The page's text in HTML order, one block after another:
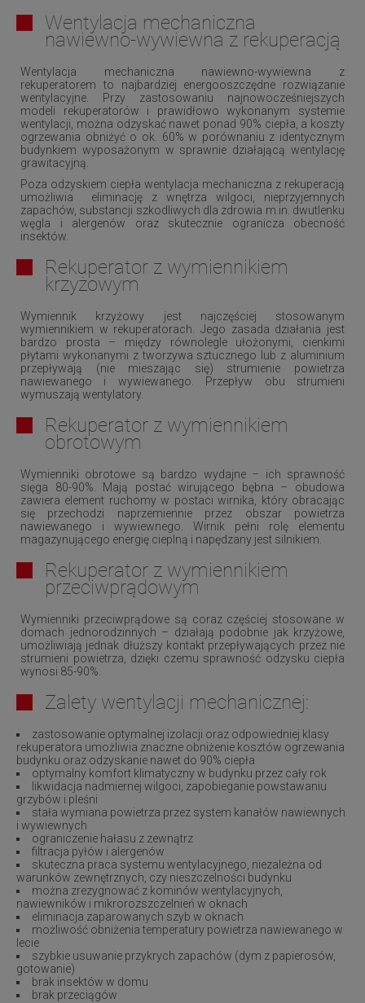
Wentylacja mechaniczna
nawiewno-wywiewna z rekuperacją
Wentylacja mechaniczna nawiewno-wywiewna z
rekuperatorem to najbardziej energooszczędne rozwiązanie
wentylacyjne. Przy zastosowaniu najnowocześniejszych
modeli rekuperatorów i prawidłowo wykonanym systemie
wentylacji, można odzyskać nawet ponad 90% ciepła, a koszty
ogrzewania obniżyć o ok. 60% w porównaniu z identycznym
budynkiem wyposażonym w sprawnie działającą wentylację
grawitacyjną.
Poza odzyskiem ciepła wentylacja mechaniczna z rekuperacją
umożliwia eliminację z wnętrza wilgoci, nieprzyjemnych
zapachów, substancji szkodliwych dla zdrowia m.in. dwutlenku
węgla i alergenów oraz skutecznie ogranicza obecność
insektów.
Rekuperator z wymiennikiem
krzyżowym
Wymiennik krzyżowy jest najczęściej stosowanym
wymiennikiem w rekuperatorach. Jego zasada działania jest
bardzo prosta – między równolegle ułożonymi, cienkimi
płytami wykonanymi z tworzywa sztucznego lub z aluminium
przepływają (nie mieszając się) strumienie powietrza
nawiewanego i wywiewanego. Przepływ obu strumieni
wymuszają wentylatory.
Rekuperator z wymiennikiem
obrotowym
Wymienniki obrotowe są bardzo wydajne – ich sprawność
sięga 80-90%. Mają postać wirującego bębna – obudowa
zawiera element ruchomy w postaci wirnika, który obracając
się przechodzi naprzemiennie przez obszar powietrza
nawiewanego i wywiewnego. Wirnik pełni rolę elementu
magazynującego energię cieplną i napędzany jest silnikiem.
Rekuperator z wymiennikiem
przeciwprądowym
Wymienniki przeciwprądowe są coraz częściej stosowane w
domach jednorodzinnych – działają podobnie jak krzyżowe,
umożliwiają jednak dłuższy kontakt przepływających przez nie
strumieni powietrza, dzięki czemu sprawność odzysku ciepła
wynosi 85-90%.
Zalety wentylacji mechanicznej:
zastosowanie optymalnej izolacji oraz odpowiedniej klasy
rekuperatora umożliwia znaczne obniżenie kosztów ogrzewania
budynku oraz odzyskanie nawet do 90% ciepła
optymalny komfort klimatyczny w budynku przez cały rok
likwidacja nadmiernej wilgoci, zapobieganie powstawaniu
grzybów i pleśni
stała wymiana powietrza przez system kanałów nawiewnych
i wywiewnych
ograniczenie hałasu z zewnątrz
filtracja pyłów i alergenów
skuteczna praca systemu wentylacyjnego, niezależna od
warunków zewnętrznych, czy nieszczelności budynku
można zrezygnować z kominów wentylacyjnych,
nawiewników i mikrorozszczelnień w oknach
eliminacja zaparowanych szyb w oknach
możliwość obniżenia temperatury powietrza nawiewanego w
lecie
szybkie usuwanie przykrych zapachów (dym z papierosów,
gotowanie)
brak insektów w domu
brak przeciągów